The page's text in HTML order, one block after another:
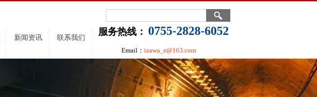
服务热线： 0755-2828-6052
Email： izawa_e@163.com
新闻资讯 联系我们